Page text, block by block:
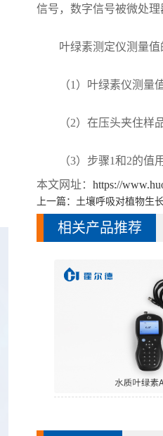
信号，数字信号被微处理
叶绿素测定仪测量值
（1）叶绿素仪测量值
（2）在压头夹住样品
（3）步骤1和2的值用
本文网址： https://
上一篇： 土壤呼吸对植物生
相关产品推荐
水质叶绿素